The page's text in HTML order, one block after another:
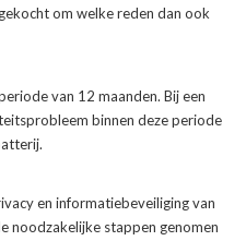
om welke reden dan ook
van 12 maanden. Bij een
binnen deze periode
en informatiebeveiliging van
noodzakelijke stappen genomen